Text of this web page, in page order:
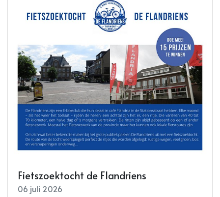
Fietszoektocht de Flandriens
06 juli 2026